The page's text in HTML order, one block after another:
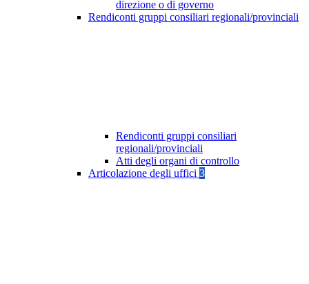
direzione o di governo
Rendiconti gruppi consiliari regionali/provinciali
Rendiconti gruppi consiliari
regionali/provinciali
Atti degli organi di controllo
Articolazione degli uffici 3